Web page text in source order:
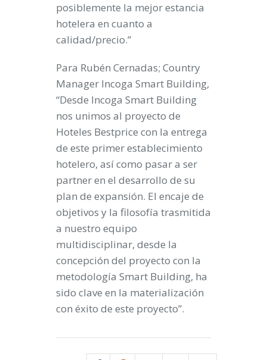
posiblemente la mejor estancia
hotelera en cuanto a
calidad/precio.”
Para Rubén Cernadas; Country
Manager Incoga Smart Building,
“Desde Incoga Smart Building
nos unimos al proyecto de
Hoteles Bestprice con la entrega
de este primer establecimiento
hotelero, así como pasar a ser
partner en el desarrollo de su
plan de expansión. El encaje de
objetivos y la filosofía trasmitida
a nuestro equipo
multidisciplinar, desde la
concepción del proyecto con la
metodología Smart Building, ha
sido clave en la materialización
con éxito de este proyecto”.